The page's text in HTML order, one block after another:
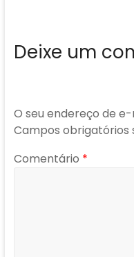
Deixe um
O seu endereço de
Campos obrigatórios
Comentário *